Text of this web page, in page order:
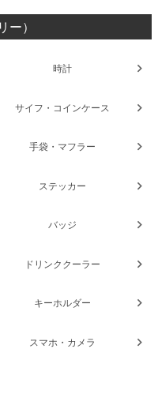
）
時計
サイフ・コインケース
手袋・マフラー
ステッカー
バッジ
ドリンククーラー
キーホルダー
スマホ・カメラ